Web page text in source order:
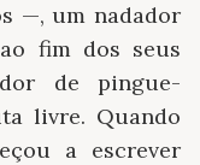
—, um nadador
fim dos seus
de pingue-
livre. Quando
a escrever